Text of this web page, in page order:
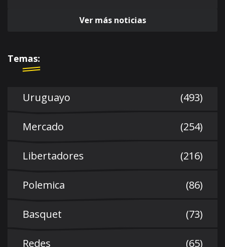
Ver más noticias
Temas:
Uruguayo (493)
Mercado (254)
Libertadores (216)
Polemica (86)
Basquet (73)
Redes (65)